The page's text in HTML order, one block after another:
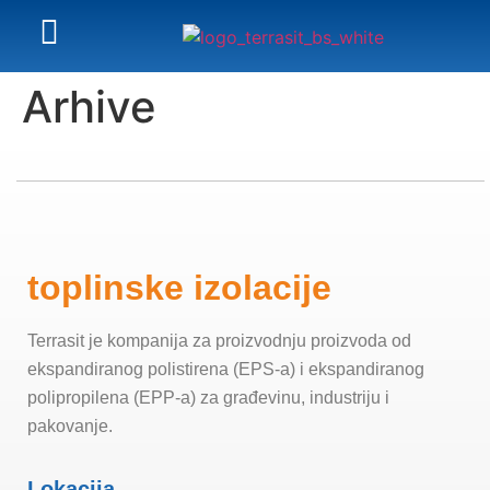
Arhive
toplinske izolacije
Terrasit je kompanija za proizvodnju proizvoda od
ekspandiranog polistirena (EPS-a) i ekspandiranog
polipropilena (EPP-a) za građevinu, industriju i
pakovanje.